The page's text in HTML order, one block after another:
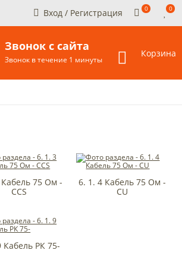
Вход / Регистрация 0 0
Звонок с сайта
Звонок в течение 1 минуты
Корзина
75 Ом -
CCS
6. 1. 4 Кабель 75 Ом -
CU
Кабель РК 75-